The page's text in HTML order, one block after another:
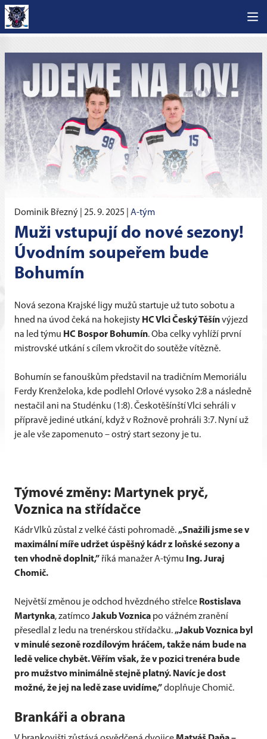
Dominik Březný | 25. 9. 2025 A-tým
Muži vstupují do nové sezony!
Úvodním soupeřem bude
Bohumín
Nová sezona Krajské ligy mužů startuje už tuto sobotu a
hned na úvod čeká na hokejisty HC Vlci Český Těšínvýjezd
na led týmu HC Bospor Bohumín. Oba celky vyhlíží první
mistrovské utkání s cílem vkročit do soutěže vítězně.
Bohumín se fanouškům představil na tradičním Memoriálu
Ferdy Krenželoka, kde podlehl Orlové vysoko 2:8 a následně
nestačil ani na Studénku (1:8). Českotěšínští Vlci sehráli v
přípravě jediné utkání, když v Rožnově prohráli 3:7. Nyní už
je ale vše zapomenuto – ostrý start sezony je tu.
Týmové změny: Martynek pryč,
Voznica na střídačce
Kádr Vlků zůstal z velké části pohromadě.„Snažili jsme se v
maximální míře udržet úspěšný kádr z loňské sezony a
ten vhodně doplnit,” říká manažer A-týmu Ing. Juraj
Chomič.
Největší změnou je odchod hvězdného střelce Rostislava
Martynka, zatímco Jakub Voznica po vážném zranění
přesedlal z ledu na trenérskou střídačku.„Jakub Voznica byl
v minulé sezoně rozdílovým hráčem, takže nám bude na
ledě velice chybět. Věřím však, že v pozici trenéra bude
pro mužstvo minimálně stejně platný. Navíc je dost
možné, že jej na ledě zase uvidíme,”doplňuje Chomič.
Brankáři a obrana